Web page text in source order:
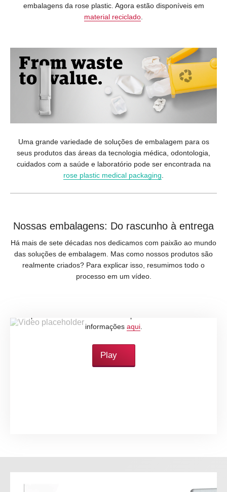
embalagens da rose plastic. Agora estão disponíveis em
material reciclado
Uma grande variedade de soluções de embalagem para os
seus produtos das áreas da tecnologia médica, odontologia,
cuidados com a saúde e laboratório pode ser encontrada na
rose plastic medical packaging
Nossas embalagens: Do rascunho à entrega
Há mais de sete décadas nos dedicamos com paixão ao mundo
das soluções de embalagem. Mas como nossos produtos são
realmente criados? Para explicar isso, resumimos todo o
processo em um vídeo.
informações aqui.
Play